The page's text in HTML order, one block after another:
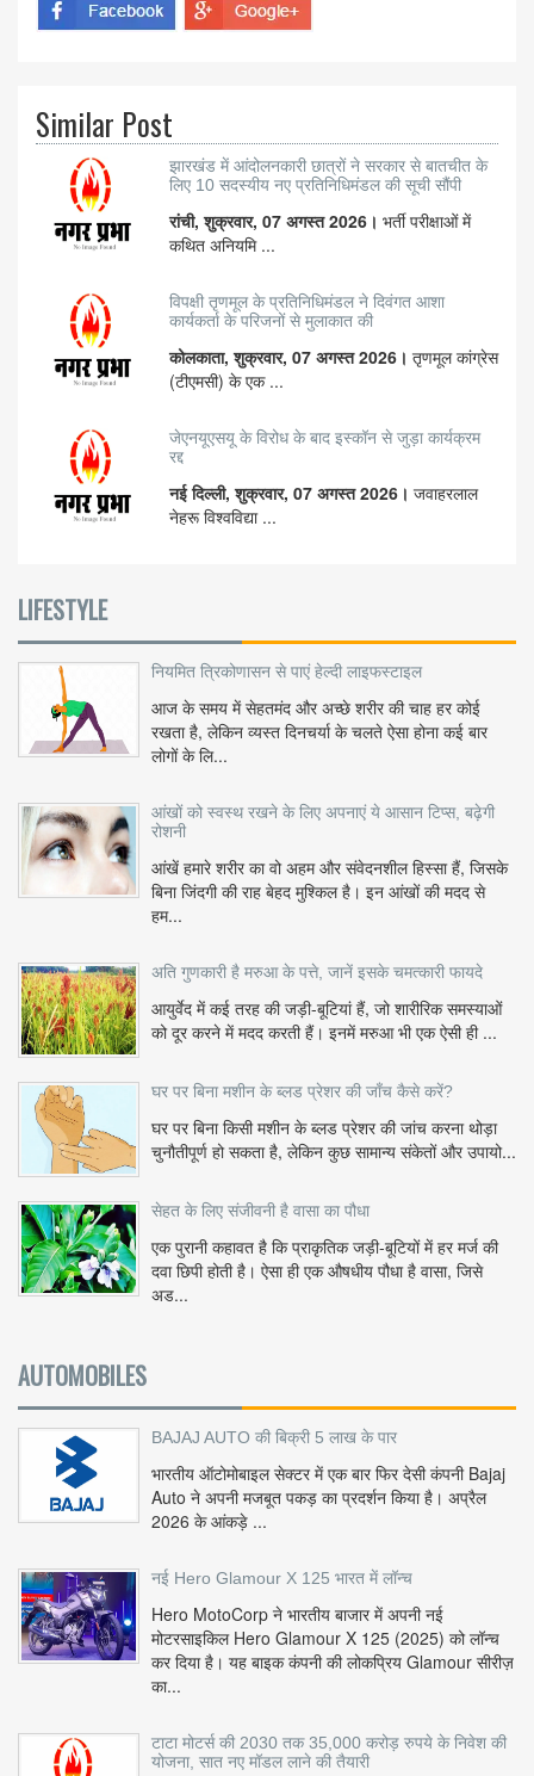
Similar Post
झारखंड में आंदोलनकारी छात्रों ने सरकार से बातचीत के
लिए 10 सदस्यीय नए प्रतिनिधिमंडल की सूची सौंपी
रांची, शुक्रवार, 07 अगस्त 2026। भर्ती परीक्षाओं में
कथित अनियमि ...
विपक्षी तृणमूल के प्रतिनिधिमंडल ने दिवंगत आशा
कार्यकर्ता के परिजनों से मुलाकात की
कोलकाता, शुक्रवार, 07 अगस्त 2026। तृणमूल कांग्रेस
(टीएमसी) के एक ...
जेएनयूएसयू के विरोध के बाद इस्कॉन से जुड़ा कार्यक्रम
रद्द
नई दिल्ली, शुक्रवार, 07 अगस्त 2026। जवाहरलाल
नेहरू विश्वविद्या ...
LIFESTYLE
नियमित त्रिकोणासन से पाएं हेल्दी लाइफस्टाइल
आज के समय में सेहतमंद और अच्छे शरीर की चाह हर कोई
रखता है, लेकिन व्यस्त दिनचर्या के चलते ऐसा होना कई बार
लोगों के लि...
आंखों को स्वस्थ रखने के लिए अपनाएं ये आसान टिप्स, बढ़ेगी
रोशनी
आंखें हमारे शरीर का वो अहम और संवेदनशील हिस्सा हैं, जिसके
बिना जिंदगी की राह बेहद मुश्किल है। इन आंखों की मदद से
हम...
अति गुणकारी है मरुआ के पत्ते, जानें इसके चमत्कारी फायदे
आयुर्वेद में कई तरह की जड़ी-बूटियां हैं, जो शारीरिक समस्याओं
को दूर करने में मदद करती हैं। इनमें मरुआ भी एक ऐसी ही ...
घर पर बिना मशीन के ब्लड प्रेशर की जाँच कैसे करें?
घर पर बिना किसी मशीन के ब्लड प्रेशर की जांच करना थोड़ा
चुनौतीपूर्ण हो सकता है, लेकिन कुछ सामान्य संकेतों और उपायो...
सेहत के लिए संजीवनी है वासा का पौधा
एक पुरानी कहावत है कि प्राकृतिक जड़ी-बूटियों में हर मर्ज की
दवा छिपी होती है। ऐसा ही एक औषधीय पौधा है वासा, जिसे
अड...
AUTOMOBILES
BAJAJ AUTO की बिक्री 5 लाख के पार
भारतीय ऑटोमोबाइल सेक्टर में एक बार फिर देसी कंपनी Bajaj
Auto ने अपनी मजबूत पकड़ का प्रदर्शन किया है। अप्रैल
2026 के आंकड़े ...
नई Hero Glamour X 125 भारत में लॉन्च
Hero MotoCorp ने भारतीय बाजार में अपनी नई
मोटरसाइकिल Hero Glamour X 125 (2025) को लॉन्च
कर दिया है। यह बाइक कंपनी की लोकप्रिय Glamour सीरीज़
का...
टाटा मोटर्स की 2030 तक 35,000 करोड़ रुपये के निवेश की
योजना, सात नए मॉडल लाने की तैयारी